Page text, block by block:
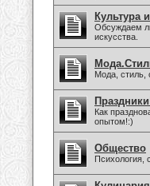
Культура
Обсуждаем
искусства.
Мода, стиль,
Как
опытом!:)
Общество
Психология,